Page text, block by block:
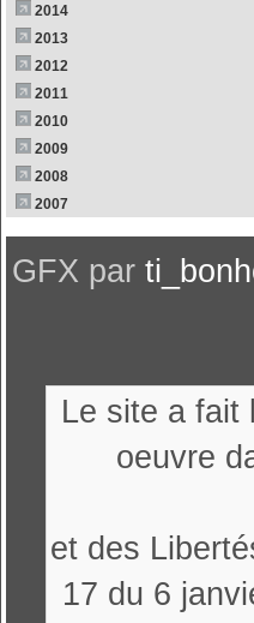
2014
2013
2012
2011
2010
2009
2008
2007
GFX par
Le site a fait
oeuvre
et des
17 du 6